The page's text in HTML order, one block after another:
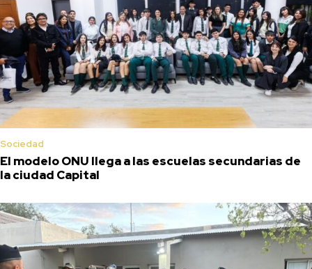
Sociedad
El modelo ONU llega a las escuelas secundarias de
la ciudad Capital